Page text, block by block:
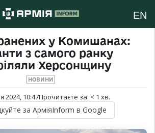
EN
у Комишанах:
з самого ранку
Херсонщину
НОВИНИ
2024, 10:47Прочитаєте за: < 1 хв.
за АрміяInform в Google